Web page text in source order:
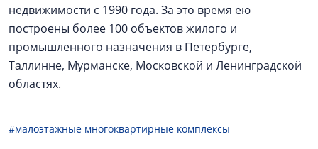
недвижимости с 1990 года. За это время ею
построены более 100 объектов жилого и
промышленного назначения в Петербурге,
Таллинне, Мурманске, Московской и Ленинградской
областях.
#малоэтажные многоквартирные комплексы